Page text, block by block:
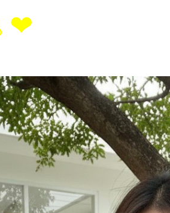
❤︎